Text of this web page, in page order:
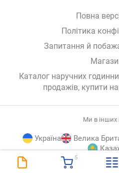
5
Повна
Політика
Запитання й
Каталог наручних
продажів, купити
Ми в інших
Україна Велика